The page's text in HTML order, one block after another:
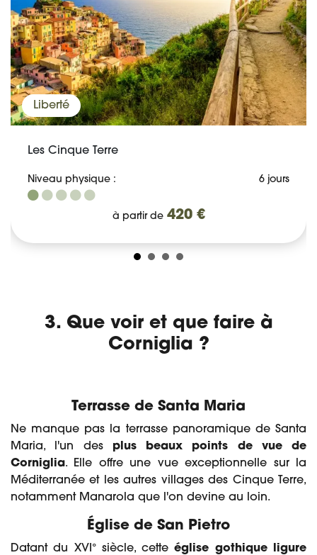
Liberté
Les Cinque Terre
Niveau physique : 6 jours
à partir de 420 €
3. Que voir et que faire à
Corniglia ?
Terrasse de Santa Maria
Ne manque pas la terrasse panoramique de Santa
Maria, l'un des plus beaux points de vue de
Corniglia. Elle offre une vue exceptionnelle sur la
Méditerranée et les autres villages des Cinque Terre,
notamment Manarola que l'on devine au loin.
Église de San Pietro
Datant du XVI° siècle, cetteéglise gothique ligure